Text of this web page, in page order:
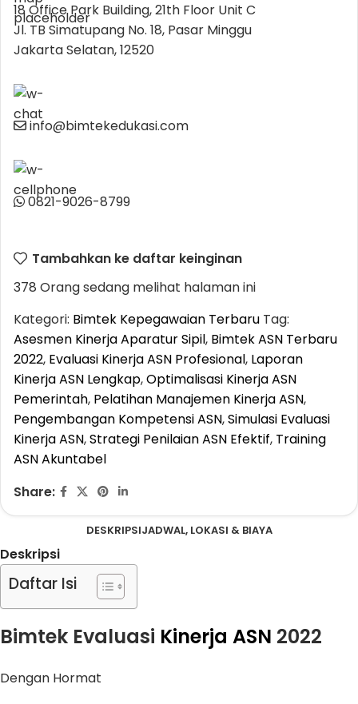
18 Office Park Building, 21th Floor Unit C
Jl. TB Simatupang No. 18, Pasar Minggu
Jakarta Selatan, 12520
info@bimtekedukasi.com
0821-9026-8799
Tambahkan ke daftar keinginan
378 Orang sedang melihat halaman ini
Kategori: Bimtek Kepegawaian Terbaru Tag:
Asesmen Kinerja Aparatur Sipil, Bimtek ASN Terbaru
2022, Evaluasi Kinerja ASN Profesional, Laporan
Kinerja ASN Lengkap,Optimalisasi Kinerja ASN
Pemerintah, Pelatihan Manajemen Kinerja ASN,
Pengembangan Kompetensi ASN,Simulasi Evaluasi
Kinerja ASN,Strategi Penilaian ASN Efektif, Training
ASN Akuntabel
Share:
DESKRIPSIJADWAL, LOKASI & BIAYA
Deskripsi
Daftar Isi
Bimtek Evaluasi Kinerja ASN 2022
Dengan Hormat